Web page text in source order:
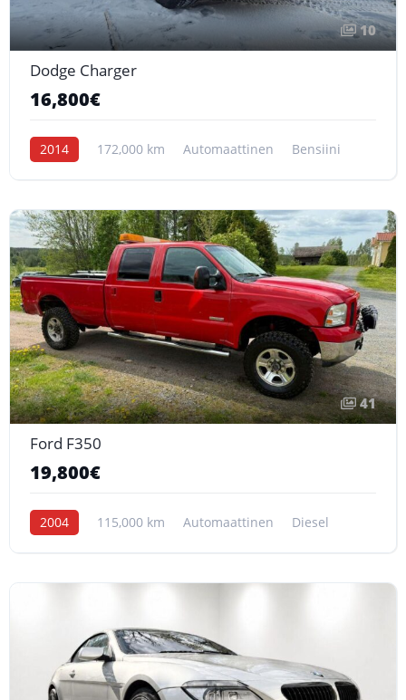
10
Dodge Charger
16,800€
2014 172,000 km Automaattinen Bensiini
41
Ford F350
19,800€
2004 115,000 km Automaattinen Diesel